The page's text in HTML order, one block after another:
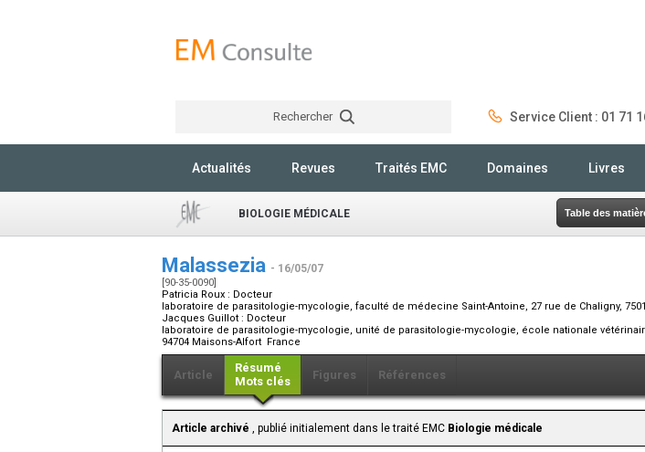
Rechercher Service Client : 01 71
Actualités Revues Traités EMC Domaines Livres
BIOLOGIE MÉDICALE Table des
Malassezia - 16/05/07
[90-35-0090]
Patricia Roux : Docteur
laboratoire de parasitologie-mycologie, faculté de médecine Saint-Antoine, 27 rue de Chaligny,
Jacques Guillot : Docteur
laboratoire de parasitologie-mycologie, unité de parasitologie-mycologie, école nationale
94704 Maisons-Alfort France
Article
Résumé
Mots clés
Figures Références
Article archivé , publié initialement dans le traité EMC Biologie médicale